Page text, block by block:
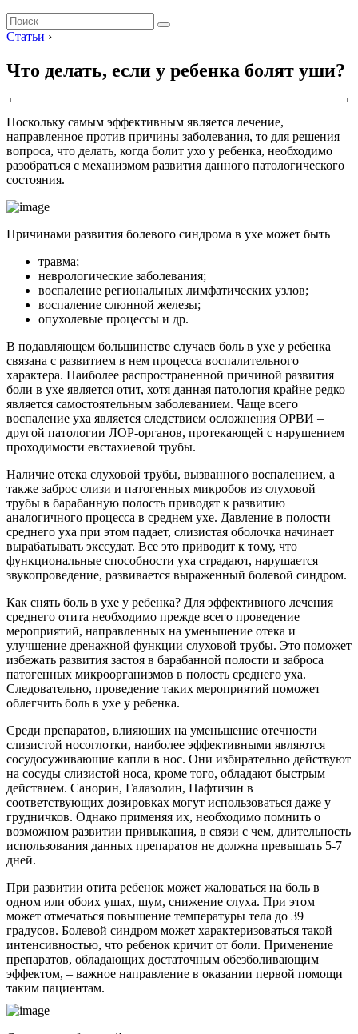
Статьи ›
Что делать, если у ребенка болят уши?
Поскольку самым эффективным является лечение,
направленное против причины заболевания, то для решения
вопроса, что делать, когда болит ухо у ребенка, необходимо
разобраться с механизмом развития данного патологического
состояния.
Причинами развития болевого синдрома в ухе может быть
травма;
неврологические заболевания;
воспаление региональных лимфатических узлов;
воспаление слюнной железы;
опухолевые процессы и др.
В подавляющем большинстве случаев боль в ухе у ребенка
связана с развитием в нем процесса воспалительного
характера. Наиболее распространенной причиной развития
боли в ухе является отит, хотя данная патология крайне редко
является самостоятельным заболеванием. Чаще всего
воспаление уха является следствием осложнения ОРВИ –
другой патологии ЛОР-органов, протекающей с нарушением
проходимости евстахиевой трубы.
Наличие отека слуховой трубы, вызванного воспалением, а
также заброс слизи и патогенных микробов из слуховой
трубы в барабанную полость приводят к развитию
аналогичного процесса в среднем ухе. Давление в полости
среднего уха при этом падает, слизистая оболочка начинает
вырабатывать экссудат. Все это приводит к тому, что
функциональные способности уха страдают, нарушается
звукопроведение, развивается выраженный болевой синдром.
Как снять боль в ухе у ребенка? Для эффективного лечения
среднего отита необходимо прежде всего проведение
мероприятий, направленных на уменьшение отека и
улучшение дренажной функции слуховой трубы. Это поможет
избежать развития застоя в барабанной полости и заброса
патогенных микроорганизмов в полость среднего уха.
Следовательно, проведение таких мероприятий поможет
облегчить боль в ухе у ребенка.
Среди препаратов, влияющих на уменьшение отечности
слизистой носоглотки, наиболее эффективными являются
сосудосуживающие капли в нос. Они избирательно действуют
на сосуды слизистой носа, кроме того, обладают быстрым
действием. Санорин, Галазолин, Нафтизин в
соответствующих дозировках могут использоваться даже у
грудничков. Однако применяя их, необходимо помнить о
возможном развитии привыкания, в связи с чем, длительность
использования данных препаратов не должна превышать 5-7
дней.
При развитии отита ребенок может жаловаться на боль в
одном или обоих ушах, шум, снижение слуха. При этом
может отмечаться повышение температуры тела до 39
градусов. Болевой синдром может характеризоваться такой
интенсивностью, что ребенок кричит от боли. Применение
препаратов, обладающих достаточным обезболивающим
эффектом, – важное направление в оказании первой помощи
таким пациентам.